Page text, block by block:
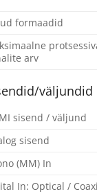
formaadid
arv
väljundid
sisend / väljund
sisend
(MM) In
In: Optical /